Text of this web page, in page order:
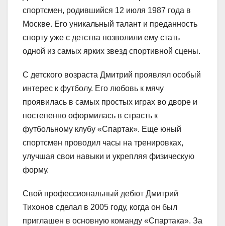
спортсмен, родившийся 12 июля 1987 года в
Москве. Его уникальный талант и преданность
спорту уже с детства позволили ему стать
одной из самых ярких звезд спортивной сцены.
С детского возраста Дмитрий проявлял особый
интерес к футболу. Его любовь к мячу
проявилась в самых простых играх во дворе и
постепенно оформилась в страсть к
футбольному клубу «Спартак». Еще юный
спортсмен проводил часы на тренировках,
улучшая свои навыки и укрепляя физическую
форму.
Свой профессиональный дебют Дмитрий
Тихонов сделал в 2005 году, когда он был
приглашен в основную команду «Спартака». За